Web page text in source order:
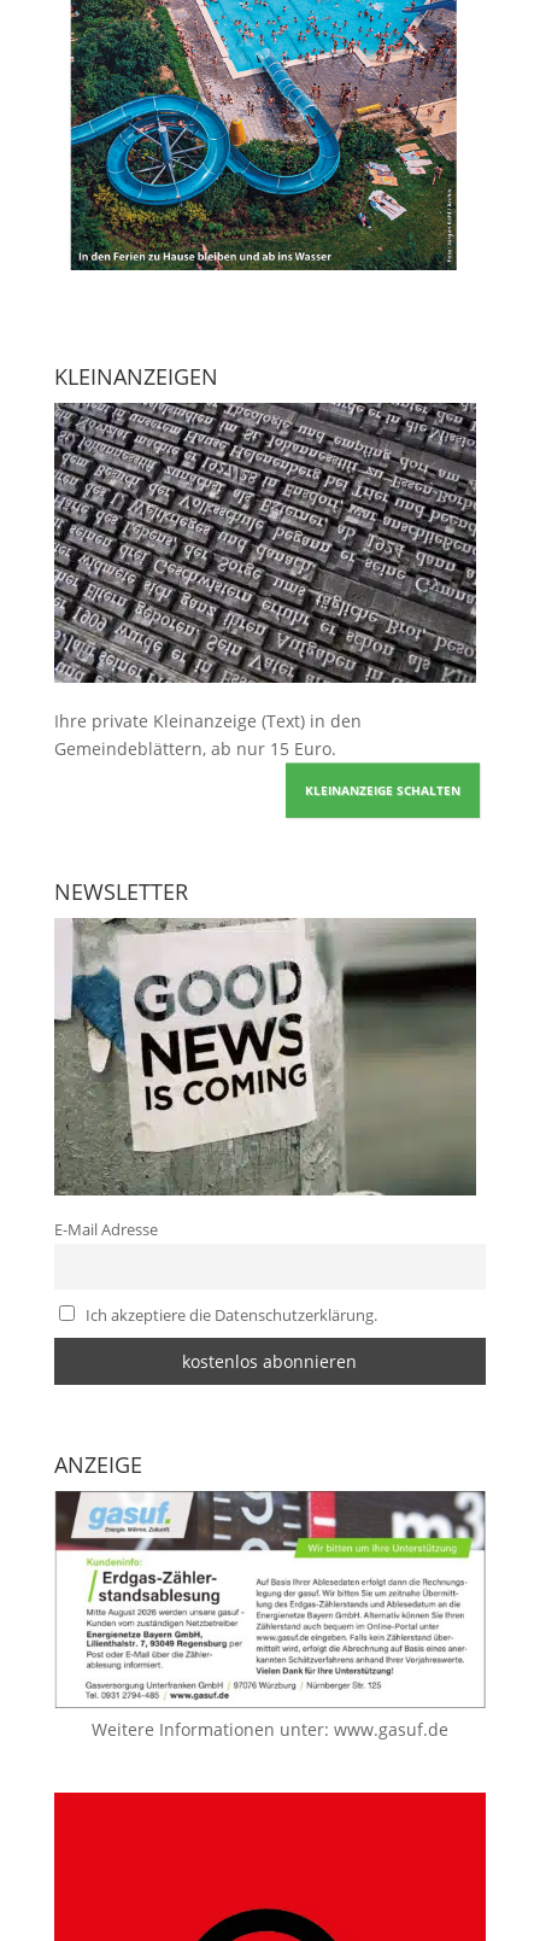
KLEINANZEIGEN
Ihre private Kleinanzeige (Text) in den
Gemeindeblättern, ab nur 15 Euro.
KLEINANZEIGE SCHALTEN
NEWSLETTER
E-Mail Adresse
Ich akzeptiere die Datenschutzerklärung.
ANZEIGE
Weitere Informationen unter: www.gasuf.de